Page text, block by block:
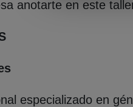
anotarte en este
especializado en